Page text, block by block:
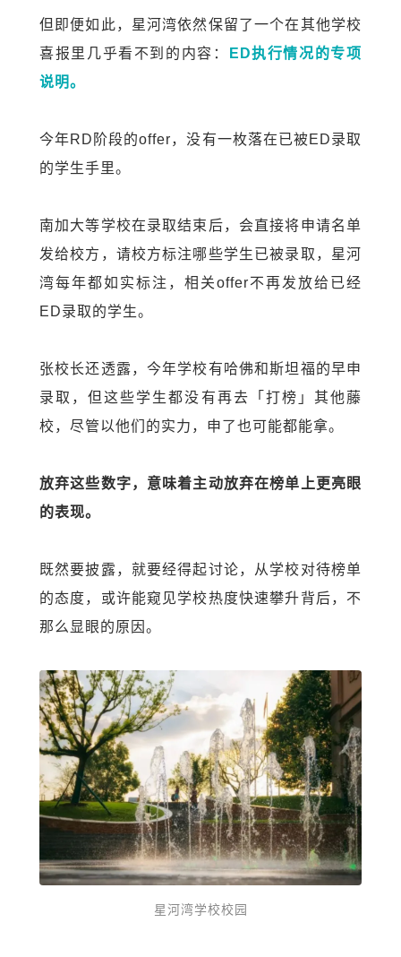
但即便如此，星河湾依然保留了一个在其他学校
喜报里几乎看不到的内容：
ED执行情况的专项
说明。
今年RD阶段的offer，没有一枚落在已被ED录取
的学生手里。
南加大等学校在录取结束后，会直接将申请名单
发给校方，请校方标注哪些学生已被录取，星河
湾每年都如实标注，相关offer不再发放给已经
ED录取的学生。
张校长还透露，今年学校有哈佛和斯坦福的早申
录取，但这些学生都没有再去「打榜」其他藤
校，尽管以他们的实力，申了也可能都能拿。
放弃这些数字，意味着主动放弃在榜单上更亮眼
的表现。
既然要披露，就要经得起讨论，从学校对待榜单
的态度，或许能窥见学校热度快速攀升背后，不
那么显眼的原因。
星河湾学校校园